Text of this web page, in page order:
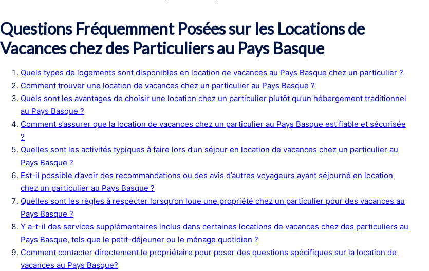
Questions Fréquemment Posées sur les Locations de
Vacances chez des Particuliers au Pays Basque
Quels types de logements sont disponibles en location de vacances au Pays Basque chez un particulier ?
Comment trouver une location de vacances chez un particulier au Pays Basque ?
Quels sont les avantages de choisir une location chez un particulier plutôt qu’un hébergement traditionnel
au Pays Basque ?
Comment s’assurer que la location de vacances chez un particulier au Pays Basque est fiable et sécurisée
?
Quelles sont les activités typiques à faire lors d’un séjour en location de vacances chez un particulier au
Pays Basque ?
Est-il possible d’avoir des recommandations ou des avis d’autres voyageurs ayant séjourné en location
chez un particulier au Pays Basque ?
Quelles sont les règles à respecter lorsqu’on loue une propriété chez un particulier pour des vacances au
Pays Basque ?
Y a-t-il des services supplémentaires inclus dans certaines locations de vacances chez des particuliers au
Pays Basque, tels que le petit-déjeuner ou le ménage quotidien ?
Comment contacter directement le propriétaire pour poser des questions spécifiques sur la location de
vacances au Pays Basque?